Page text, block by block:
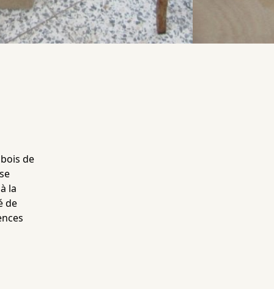
de
la
de